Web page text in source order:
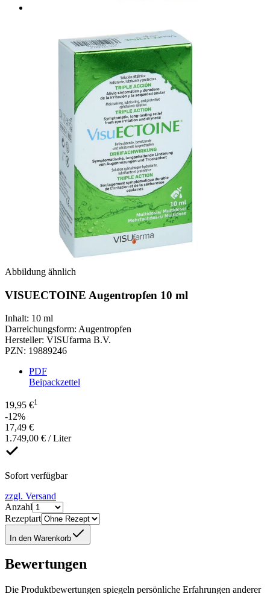
Abbildung ähnlich
VISUECTOINE Augentropfen 10 ml
Inhalt: 10 ml
Darreichungsform: Augentropfen
Hersteller: VISUfarma B.V.
PZN: 19889246
PDF
Beipackzettel
19,95 €1
-12%
17,49 €
1.749,00 € / Liter
Sofort verfügbar
zzgl. Versand
Anzahl
Rezeptart
In den Warenkorb
Bewertungen
Die Produktbewertungen spiegeln persönliche Erfahrungen anderer